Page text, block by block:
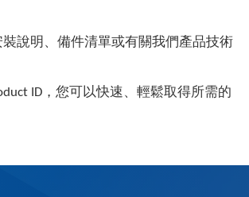
說明、備件清單或有關我們產品技術
ID，您可以快速、輕鬆取得所需的